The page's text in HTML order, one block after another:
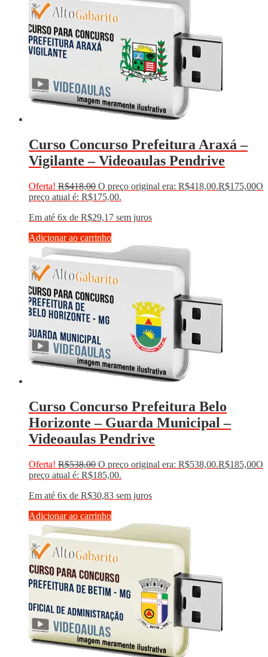
Curso Concurso Prefeitura Araxá –
Vigilante – Videoaulas Pendrive
Oferta! R$418,00 O preço original era: R$418,00.R$175,00O
preço atual é: R$175,00.
Em até 6x de R$29,17 sem juros
Adicionar ao carrinho
Curso Concurso Prefeitura Belo
Horizonte – Guarda Municipal –
Videoaulas Pendrive
Oferta! R$538,00 O preço original era: R$538,00.R$185,00O
preço atual é: R$185,00.
Em até 6x de R$30,83 sem juros
Adicionar ao carrinho